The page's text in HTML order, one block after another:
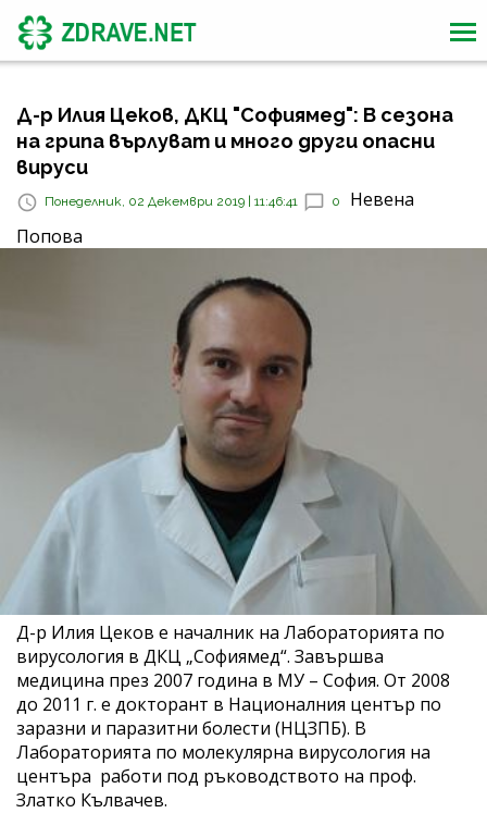
Д-р Илия Цеков, ДКЦ "Софиямед": В сезона
на грипа върлуват и много други опасни
вируси
Понеделник, 02 Декември 2019 | 11:46:41 0
Невена
Попова
Д-р Илия Цеков е началник на Лабораторията по
вирусология в ДКЦ „Софиямед“. Завършва
медицина през 2007 година в МУ – София. От 2008
до 2011 г. е докторант в Националния център по
заразни и паразитни болести (НЦЗПБ). В
Лабораторията по молекулярна вирусология на
центъра работи под ръководството на проф.
Златко Кълвачев.